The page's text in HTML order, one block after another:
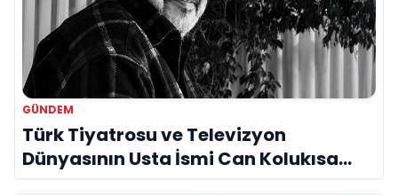
GÜNDEM
Türk Tiyatrosu ve Televizyon
Dünyasının Usta İsmi Can Kolukısa
Hayatını Kaybetti